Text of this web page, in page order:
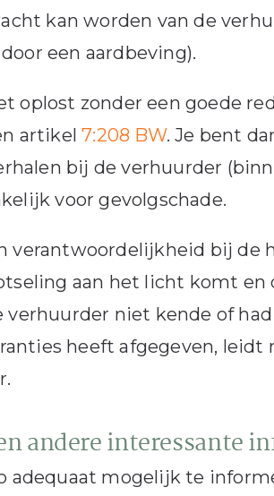
kan worden van de
een aardbeving).
oplost zonder een goede
artikel7:208 BW. Je bent
bij de verhuurder
voor gevolgschade.
verantwoordelijkheid bij de
aan het licht komt en
niet kende of
heeft afgegeven, leidt
andere interessante
adequaat mogelijk te